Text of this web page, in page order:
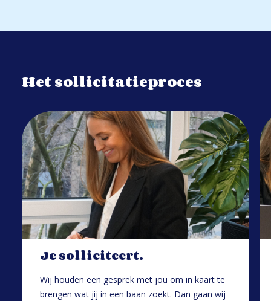
Het sollicitatieproces
Je solliciteert.
Wij houden een gesprek met jou om in kaart te
brengen wat jij in een baan zoekt. Dan gaan wij